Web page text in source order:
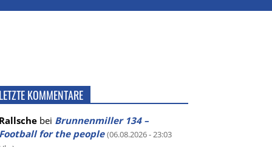
KOMMENTARE
bei Brunnenmiller 134 –
for the people (06.08.2026 - 23:03